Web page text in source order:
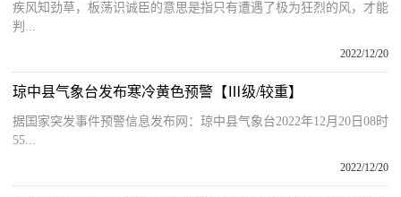
疾风知劲草，板荡识诚臣的意思是指只有遭遇了极为狂烈的风，才能
判...
2022/12/20
琼中县气象台发布寒冷黄色预警【Ⅲ级/较重】
据国家突发事件预警信息发布网：琼中县气象台2022年12月20日08时
55...
2022/12/20